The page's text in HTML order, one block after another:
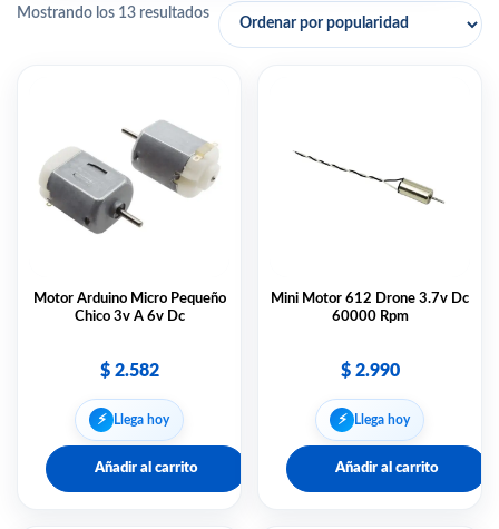
Mostrando los 13 resultados
Motor Arduino Micro Pequeño
Chico 3v A 6v Dc
$2.582
⚡︎ Llega hoy
Añadir al carrito
Mini Motor 612 Drone 3.7v Dc
60000 Rpm
$2.990
⚡︎ Llega hoy
Añadir al carrito